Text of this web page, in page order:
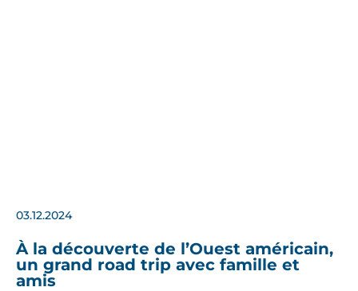
03.12.2024
À la découverte de l’Ouest américain,
un grand road trip avec famille et
amis